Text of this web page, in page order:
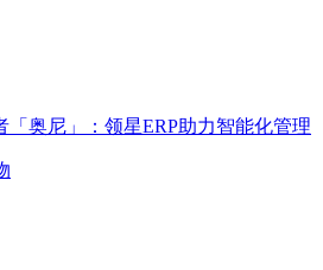
「奥尼」：领星ERP助力智能化管理